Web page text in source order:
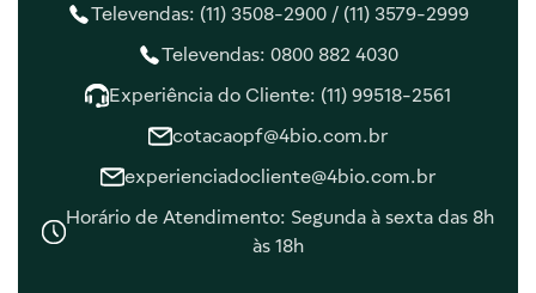
Televendas: (11) 3508-2900 / (11) 3579-2999
Televendas: 0800 882 4030
Experiência do Cliente: (11) 99518-2561
cotacaopf@4bio.com.br
experienciadocliente@4bio.com.br
Horário de Atendimento: Segunda à sexta das 8h
às 18h